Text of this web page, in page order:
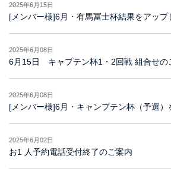
2025年6月15日
[メンバー様]6月・有馬冨士杯結果をアップ
2025年6月08日
6月15日 キャプテン杯1・2回戦 組合せの
2025年6月08日
[メンバー様]6月・キャンプテン杯（予選）
2025年6月02日
お1 人予約電話受付終了のご案内